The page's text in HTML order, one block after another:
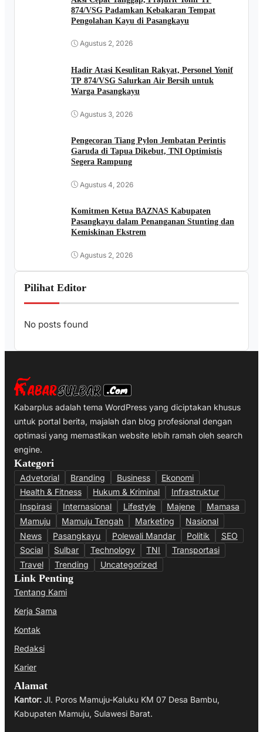
874/VSG Padamkan Kebakaran Tempat
Pengolahan Kayu di Pasangkayu
Agustus 2, 2026
Hadir Atasi Kesulitan Rakyat, Personel Yonif
TP 874/VSG Salurkan Air Bersih untuk
Warga Pasangkayu
Agustus 3, 2026
Pengecoran Tiang Pylon Jembatan Perintis
Garuda di Tapua Dikebut, TNI Optimistis
Segera Rampung
Agustus 4, 2026
Komitmen Ketua BAZNAS Kabupaten
Pasangkayu dalam Penanganan Stunting dan
Kemiskinan Ekstrem
Agustus 2, 2026
Pilihat Editor
No posts found
Kabarplus adalah tema WordPress yang diciptakan khusus
untuk portal berita, majalah dan blog profesional dengan
optimasi yang memastikan website lebih ramah oleh search
engine.
Kategori
Advetorial Branding Business
Ekonomi
Health & Fitness
Hukum & Kriminal
Infrastruktur
Inspirasi
Internasional Lifestyle Majene
Mamasa
Mamuju
Mamuju Tengah Marketing
Nasional
News
Pasangkayu Polewali Mandar Politik
SEO
Social
Sulbar Technology TNI
Transportasi
Travel
Trending Uncategorized
Link Penting
Tentang Kami
Kerja Sama
Kontak
Redaksi
Karier
Alamat
Kantor: Jl. Poros Mamuju-Kaluku KM 07 Desa Bambu,
Kabupaten Mamuju, Sulawesi Barat.